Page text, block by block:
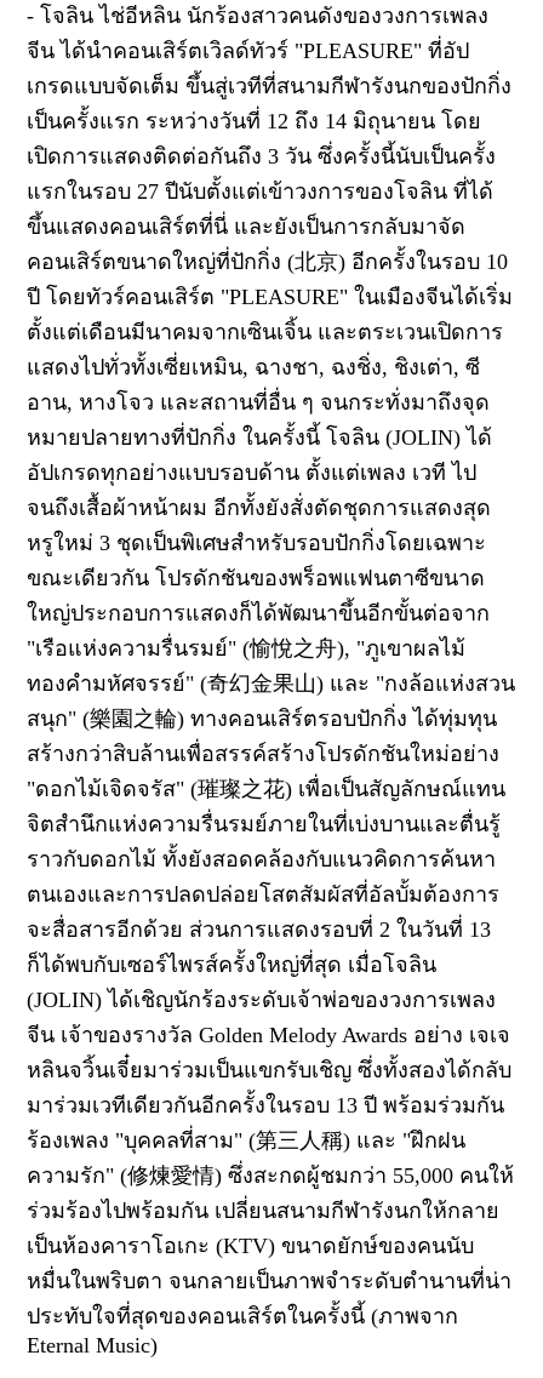
- โจลิน ไช่อีหลิน นักร้องสาวคนดังของวงการเพลง
จีน ได้นำคอนเสิร์ตเวิลด์ทัวร์ "PLEASURE" ที่อัป
เกรดแบบจัดเต็ม ขึ้นสู่เวทีที่สนามกีฬารังนกของปักกิ่ง
เป็นครั้งแรก ระหว่างวันที่ 12 ถึง 14 มิถุนายน โดย
เปิดการแสดงติดต่อกันถึง 3 วัน ซึ่งครั้งนี้นับเป็นครั้ง
แรกในรอบ 27 ปีนับตั้งแต่เข้าวงการของโจลิน ที่ได้
ขึ้นแสดงคอนเสิร์ตที่นี่ และยังเป็นการกลับมาจัด
คอนเสิร์ตขนาดใหญ่ที่ปักกิ่ง (北京) อีกครั้งในรอบ 10
ปี โดยทัวร์คอนเสิร์ต "PLEASURE" ในเมืองจีนได้เริ่ม
ตั้งแต่เดือนมีนาคมจากเซินเจิ้น และตระเวนเปิดการ
แสดงไปทั่วทั้งเซี่ยเหมิน, ฉางชา, ฉงชิ่ง, ชิงเต่า, ซี
อาน, หางโจว และสถานที่อื่น ๆ จนกระทั่งมาถึงจุด
หมายปลายทางที่ปักกิ่ง ในครั้งนี้ โจลิน (JOLIN) ได้
อัปเกรดทุกอย่างแบบรอบด้าน ตั้งแต่เพลง เวที ไป
จนถึงเสื้อผ้าหน้าผม อีกทั้งยังสั่งตัดชุดการแสดงสุด
หรูใหม่ 3 ชุดเป็นพิเศษสำหรับรอบปักกิ่งโดยเฉพาะ
ขณะเดียวกัน โปรดักชันของพร็อพแฟนตาซีขนาด
ใหญ่ประกอบการแสดงก็ได้พัฒนาขึ้นอีกขั้นต่อจาก
"เรือแห่งความรื่นรมย์" (愉悅之舟), "ภูเขาผลไม้
ทองคำมหัศจรรย์" (奇幻金果山) และ "กงล้อแห่งสวน
สนุก" (樂園之輪) ทางคอนเสิร์ตรอบปักกิ่ง ได้ทุ่มทุน
สร้างกว่าสิบล้านเพื่อสรรค์สร้างโปรดักชันใหม่อย่าง
"ดอกไม้เจิดจรัส" (璀璨之花) เพื่อเป็นสัญลักษณ์แทน
จิตสำนึกแห่งความรื่นรมย์ภายในที่เบ่งบานและตื่นรู้
ราวกับดอกไม้ ทั้งยังสอดคล้องกับแนวคิดการค้นหา
ตนเองและการปลดปล่อยโสตสัมผัสที่อัลบั้มต้องการ
จะสื่อสารอีกด้วย ส่วนการแสดงรอบที่ 2 ในวันที่ 13
ก็ได้พบกับเซอร์ไพรส์ครั้งใหญ่ที่สุด เมื่อโจลิน
(JOLIN) ได้เชิญนักร้องระดับเจ้าพ่อของวงการเพลง
จีน เจ้าของรางวัล Golden Melody Awards อย่าง เจเจ
หลินจวิ้นเจี๋ยมาร่วมเป็นแขกรับเชิญ ซึ่งทั้งสองได้กลับ
มาร่วมเวทีเดียวกันอีกครั้งในรอบ 13 ปี พร้อมร่วมกัน
ร้องเพลง "บุคคลที่สาม" (第三人稱) และ "ฝึกฝน
ความรัก" (修煉愛情) ซึ่งสะกดผู้ชมกว่า 55,000 คนให้
ร่วมร้องไปพร้อมกัน เปลี่ยนสนามกีฬารังนกให้กลาย
เป็นห้องคาราโอเกะ (KTV) ขนาดยักษ์ของคนนับ
หมื่นในพริบตา จนกลายเป็นภาพจำระดับตำนานที่น่า
ประทับใจที่สุดของคอนเสิร์ตในครั้งนี้ (ภาพจาก
Eternal Music)